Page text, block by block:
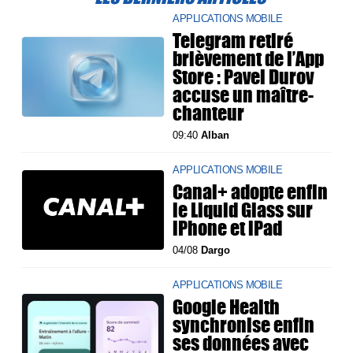
APPLICATIONS MOBILE
Telegram retiré
brièvement de l’App
Store : Pavel Durov
accuse un maître-
chanteur
09:40Alban
APPLICATIONS MOBILE
Canal+ adopte enfin
le Liquid Glass sur
iPhone et iPad
04/08 Dargo
APPLICATIONS MOBILE
Google Health
synchronise enfin
ses données avec